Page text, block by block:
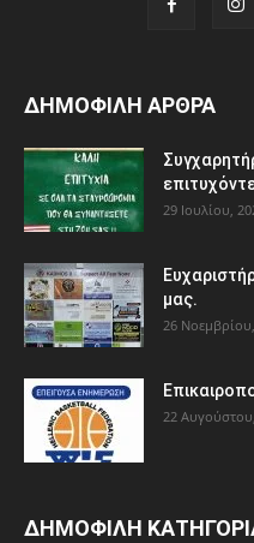
ΔΗΜΟΦΙΛΗ ΑΡΘΡΑ
29 Ιουλίου,
μας.
26
22
ΔΗΜΟΦΙΛΗ